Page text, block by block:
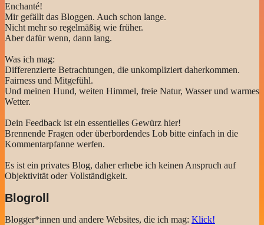
Enchanté!
Mir gefällt das Bloggen. Auch schon lange.
Nicht mehr so regelmäßig wie früher.
Aber dafür wenn, dann lang.
Was ich mag:
Differenzierte Betrachtungen, die unkompliziert daherkommen.
Fairness und Mitgefühl.
Und meinen Hund, weiten Himmel, freie Natur, Wasser und warmes
Wetter.
Dein Feedback ist ein essentielles Gewürz hier!
Brennende Fragen oder überbordendes Lob bitte einfach in die
Kommentarpfanne werfen.
Es ist ein privates Blog, daher erhebe ich keinen Anspruch auf
Objektivität oder Vollständigkeit.
Blogroll
Blogger*innen und andere Websites, die ich mag: Klick!